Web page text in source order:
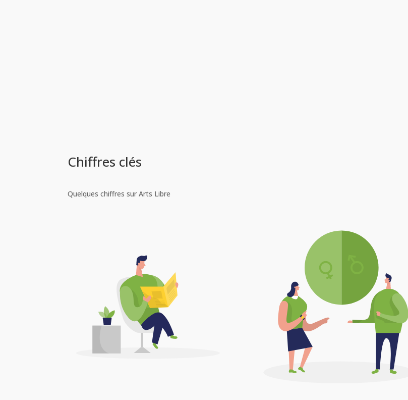
Chiffres clés
Quelques chiffres sur Arts Libre